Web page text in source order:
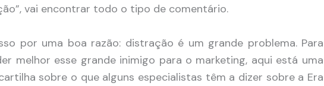
vai encontrar todo o tipo de comentário.
por uma boa razão: distração é um grande problema. Para
melhor esse grande inimigo para o marketing, aqui está uma
sobre o que alguns especialistas têm a dizer sobre a Era